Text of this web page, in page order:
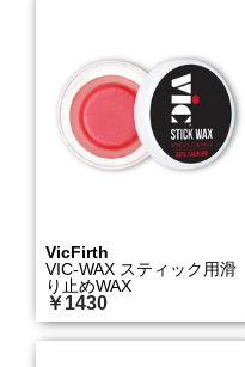
VicFirth
VIC-WAX スティック用滑
り止めWAX
￥1430